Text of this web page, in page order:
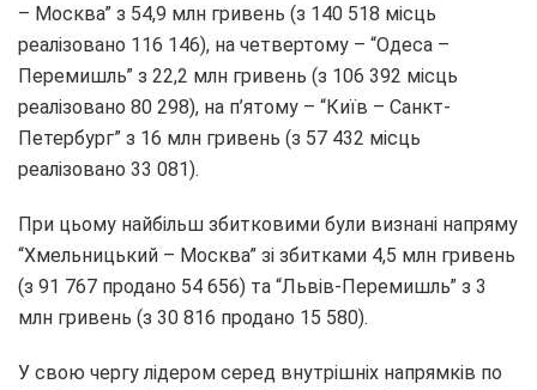
– Москва” з 54,9 млн гривень (з 140 518 місць
реалізовано 116 146), на четвертому – “Одеса –
Перемишль” з 22,2 млн гривень (з 106 392 місць
реалізовано 80 298), на п’ятому – “Київ – Санкт-
Петербург” з 16 млн гривень (з 57 432 місць
реалізовано 33 081).
При цьому найбільш збитковими були визнані напряму
“Хмельницький – Москва” зі збитками 4,5 млн гривень
(з 91 767 продано 54 656) та “Львів-Перемишль” з 3
млн гривень (з 30 816 продано 15 580).
У свою чергу лідером серед внутрішніх напрямків по